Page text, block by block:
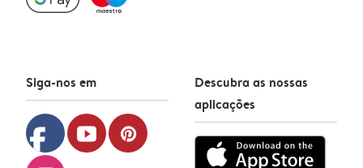
Siga-nos em
facebook youtube pinterest
Descubra as nossas
aplicações